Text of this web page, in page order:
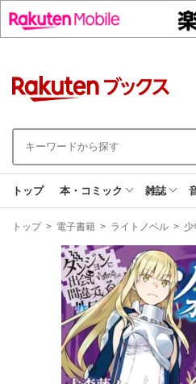
トップ 本・コミック 雑誌
現
トップ > 電子書籍 > ライトノベル > 少